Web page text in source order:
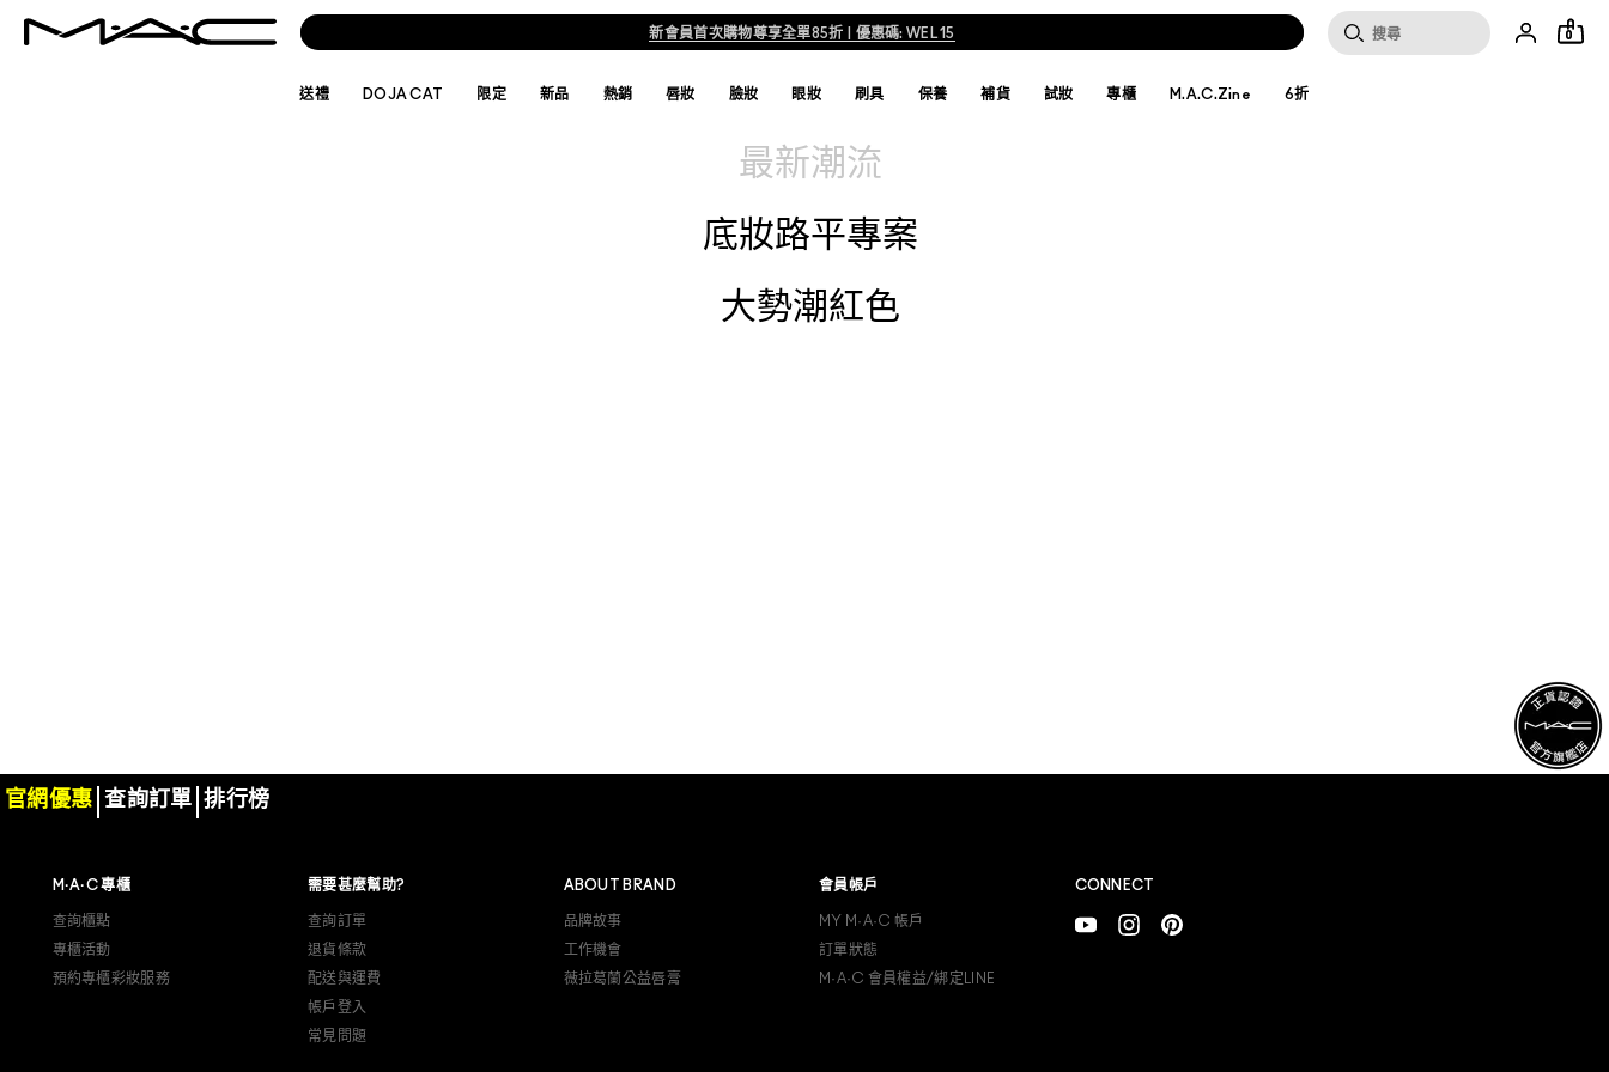
新會員首次購物尊享全單85折 | 優惠碼: WEL15 0
送禮 DOJA CAT 限定 新品 熱銷 唇妝 臉妝 眼妝 刷具 保養 補貨 試妝 專櫃 M.A.C.Zine 6折
最新潮流
底妝路平專案
大勢潮紅色
官網優惠 查詢訂單 排行榜
M·A·C 專櫃
查詢櫃點
專櫃活動
預約專櫃彩妝服務
需要甚麼幫助?
查詢訂單
退貨條款
配送與運費
帳戶登入
常見問題
ABOUT BRAND
品牌故事
工作機會
薇拉葛蘭公益唇膏
會員帳戶
MY M·A·C 帳戶
訂單狀態
M·A·C 會員權益/綁定LINE
CONNECT